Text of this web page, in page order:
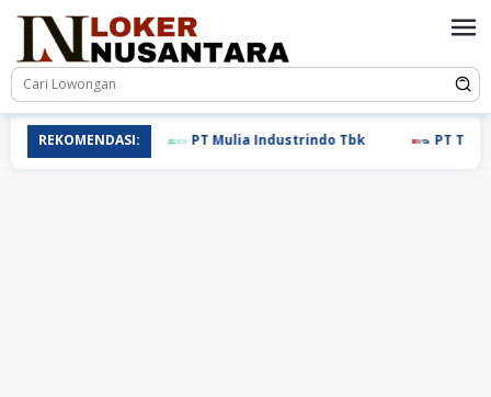
REKOMENDASI: PT Mulia Industrindo Tbk PT T.RAD